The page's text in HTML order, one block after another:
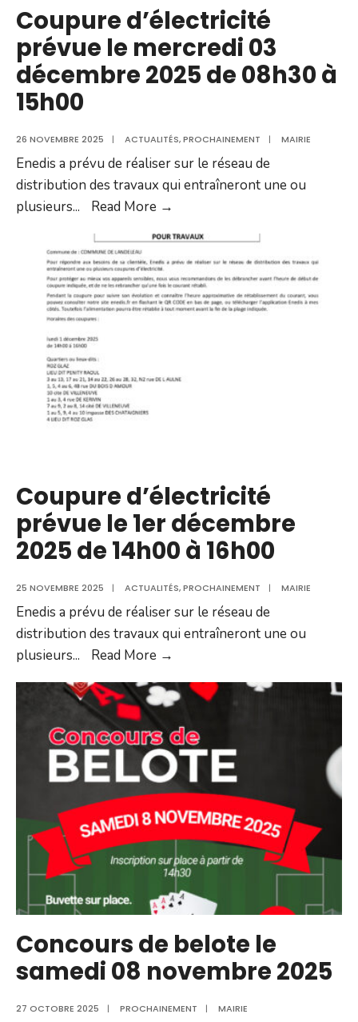
Coupure d’électricité
prévue le mercredi 03
décembre 2025 de 08h30 à
15h00
26 NOVEMBRE 2025 | ACTUALITÉS,PROCHAINEMENT | MAIRIE
Enedis a prévu de réaliser sur le réseau de
distribution des travaux qui entraîneront une ou
plusieurs... Read More →
le
mercredi
03
de
Coupure d’électricité
prévue le 1er décembre
2025 de 14h00 à 16h00
25 NOVEMBRE 2025 | ACTUALITÉS,PROCHAINEMENT | MAIRIE
Enedis a prévu de réaliser sur le réseau de
distribution des travaux qui entraîneront une ou
plusieurs... Read More →
prévue
1er
décembre
2025
de
14h00
16h00
Concours de belote le
samedi 08 novembre 2025
27 OCTOBRE 2025 | PROCHAINEMENT | MAIRIE